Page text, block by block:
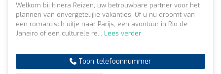
Welkom bij Itinera Reizen, uw betrouwbare partner voor het
plannen van onvergetelijke vakanties. Of u nu droomt van
een romantisch uitje naar Parijs, een avontuur in Rio de
Janeiro of een culturele re... Lees verder
Toon telefoonnummer